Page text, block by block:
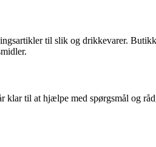
til slik og drikkevarer.
klar til at hjælpe med spørgsmål og